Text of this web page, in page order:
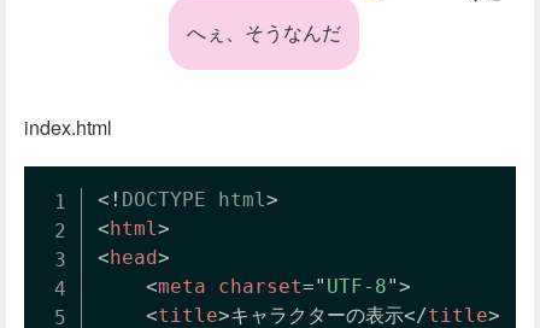
へぇ、そうなんだ
index.html
<! DOCTYPE html>
<html>
<head>
<meta charset=" UTF-8">
<title>キャラクターの表示</title>